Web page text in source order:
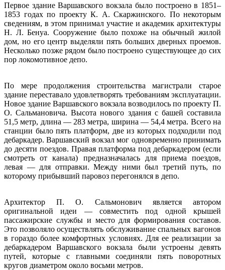
Первое здание Варшавского вокзала было построено в 1851–
1853 годах по проекту К. А. Скаржинского. По некоторым
сведениям, в этом принимал участие и академик архитектуры
Н. Л. Бенуа. Сооружение было похоже на обычный жилой
дом, но его центр выделяли пять больших дверных проемов.
Несколько позже рядом было построено существующее до сих
пор локомотивное депо.
По мере продолжения строительства магистрали старое
здание переставало удовлетворять требованиям эксплуатации.
Новое здание Варшавского вокзала возводилось по проекту П.
О. Сальмановича. Высота нового здания с башей составила
51,5 метр, длина — 283 метра, ширина — 54,4 метра. Всего на
станции было пять платформ, две из которых подходили под
дебаркадер. Варшавский вокзал мог одновременно принимать
до десяти поездов. Правая платформа под дебаркадером (если
смотреть от канала) предназначалась для приема поездов,
левая — для отправки. Между ними был третий путь, по
которому прибывший паровоз перегонялся в депо.
Архитектор П. О. Сальмонович является автором
оригинальной идеи — совместить под одной крышей
пассажирские службы и место для формирования составов.
Это позволяло осуществлять обслуживание спальных вагонов
в гораздо более комфортных условиях. Для ее реализации за
дебаркадером Варшавского вокзала были устроены девять
путей, которые с главными соединяли пять поворотных
кругов диаметром около восьми метров.